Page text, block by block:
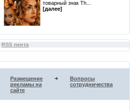
товарный знак Th...
[далее]
RSS лента
Размещение
рекламы на
сайте
Вопросы
сотрудничества